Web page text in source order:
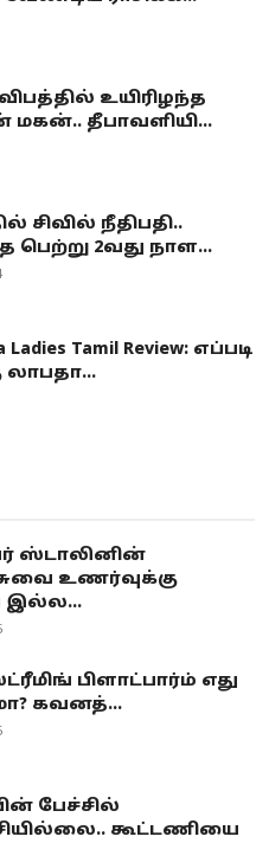
உயிரிழந்த
மகன்.. தீபாவளியி...
சிவில் நீதிபதி..
பெற்று 2வது நாள...
Ladies Tamil Review: எப்படி
லாபதா...
ஸ்டாலினின்
உணர்வுக்கு
பிளாட்பார்ம் எது
கவனத்...
பேச்சில்
கூட்டணியை